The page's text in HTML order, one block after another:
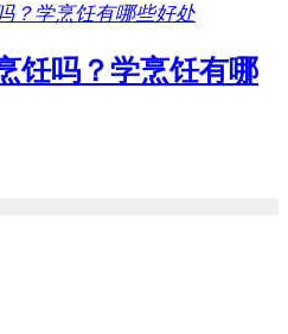
饪吗？学烹饪有哪